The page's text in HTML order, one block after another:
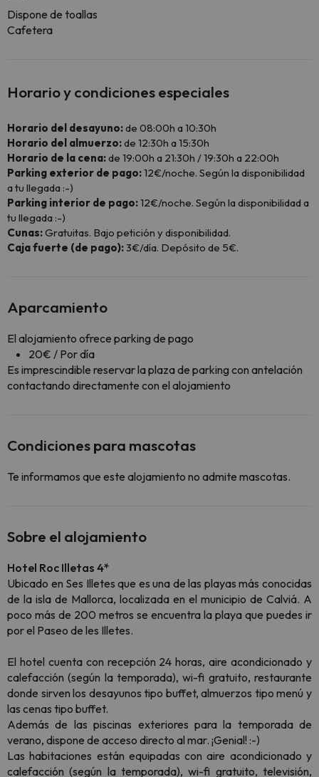
Dispone de toallas
Cafetera
Horario y condiciones especiales
Horario del desayuno:de 08:00h a 10:30h
Horario del almuerzo:de 12:30h a 15:30h
Horario de la cena:de 19:00h a 21:30h / 19:30h a 22:00h
Parking exterior de pago:12€/noche. Según la disponibilidad
a tu llegada :-)
Parking interior de pago:12€/noche. Según la disponibilidad a
tu llegada :-)
Cunas:Gratuitas. Bajo petición y disponibilidad.
Caja fuerte (de pago):3€/día. Depósito de 5€.
Aparcamiento
El alojamiento ofrece parking de pago
20€ / Por día
Es imprescindible reservar la plaza de parking con antelación
contactando directamente con el alojamiento
Condiciones para mascotas
Te informamos que este alojamiento no admite mascotas.
Sobre el alojamiento
Hotel Roc Illetas 4*
Ubicado en Ses Illetes que es una de las playas más conocidas
de la isla de Mallorca, localizada en el municipio de Calviá. A
poco más de 200 metros se encuentra la playa que puedes ir
por el Paseo de les Illetes.
El hotel cuenta con recepción 24 horas, aire acondicionado y
calefacción (según la temporada), wi-fi gratuito, restaurante
donde sirven los desayunos tipo buffet, almuerzos tipo menú y
las cenas tipo buffet.
Además de las piscinas exteriores para la temporada de
verano, dispone de acceso directo al mar. ¡Genial! :-)
Las habitaciones están equipadas con aire acondicionado y
calefacción (según la temporada), wi-fi gratuito, televisión,